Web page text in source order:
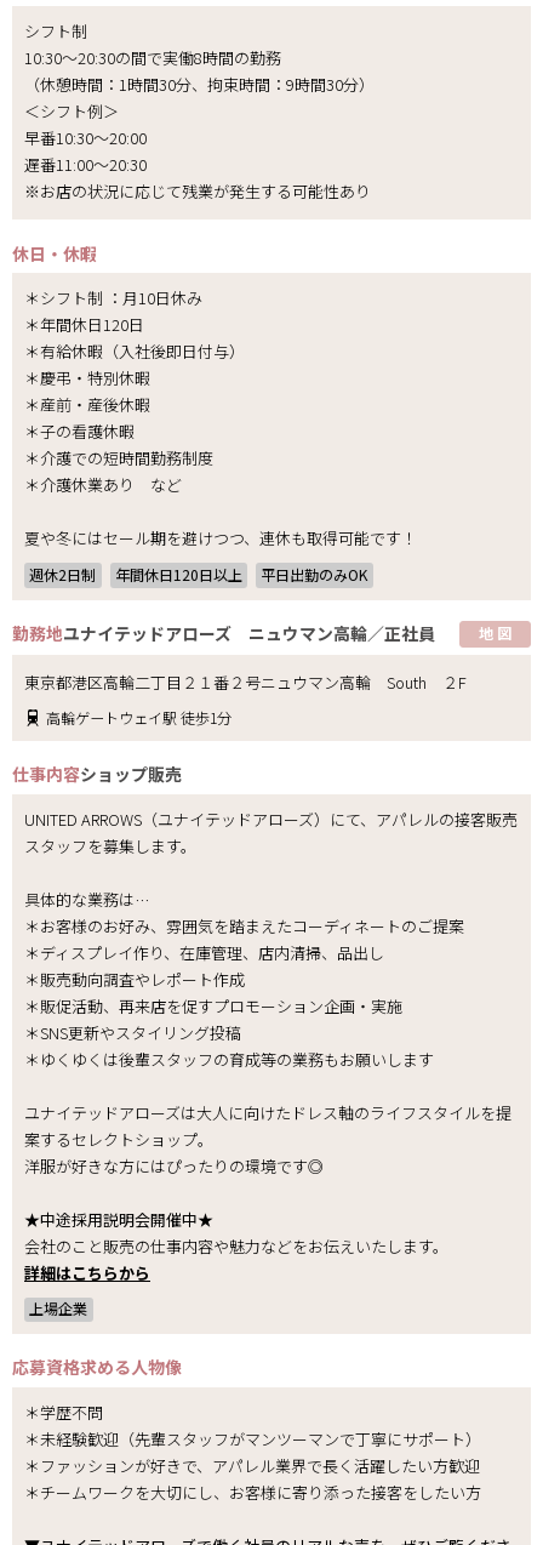
シフト制
10:30～20:30の間で実働8時間の勤務
（休憩時間：1時間30分、拘束時間：9時間30分）
＜シフト例＞
早番10:30～20:00
遅番11:00～20:30
※お店の状況に応じて残業が発生する可能性あり
休日・休暇
＊シフト制 ：月10日休み
＊年間休日120日
＊有給休暇（入社後即日付与）
＊慶弔・特別休暇
＊産前・産後休暇
＊子の看護休暇
＊介護での短時間勤務制度
＊介護休業あり など
夏や冬にはセール期を避けつつ、連休も取得可能です！
週休2日制 年間休日120日以上 平日出勤のみOK
勤務地ユナイテッドアローズ ニュウマン高輪／正社員 地 図
東京都港区高輪二丁目２１番２号ニュウマン高輪 South ２F
高輪ゲートウェイ駅 徒歩1分
仕事内容ショップ販売
UNITED ARROWS（ユナイテッドアローズ）にて、アパレルの接客販売
スタッフを募集します。
具体的な業務は…
＊お客様のお好み、雰囲気を踏まえたコーディネートのご提案
＊ディスプレイ作り、在庫管理、店内清掃、品出し
＊販売動向調査やレポート作成
＊販促活動、再来店を促すプロモーション企画・実施
＊SNS更新やスタイリング投稿
＊ゆくゆくは後輩スタッフの育成等の業務もお願いします
ユナイテッドアローズは大人に向けたドレス軸のライフスタイルを提
案するセレクトショップ。
洋服が好きな方にはぴったりの環境です◎
★中途採用説明会開催中★
会社のこと販売の仕事内容や魅力などをお伝えいたします。
詳細はこちらから
上場企業
応募資格求める人物像
＊学歴不問
＊未経験歓迎（先輩スタッフがマンツーマンで丁寧にサポート）
＊ファッションが好きで、アパレル業界で長く活躍したい方歓迎
＊チームワークを大切にし、お客様に寄り添った接客をしたい方